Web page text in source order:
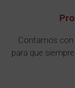
Contamos con
para que